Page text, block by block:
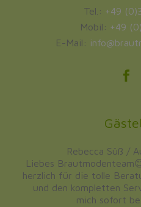
Tel.: +49
Mobil: +49
E-Mail:
Rebecca Süß /
Liebes
herzlich für die tolle
und den kompletten
mich sofort bei